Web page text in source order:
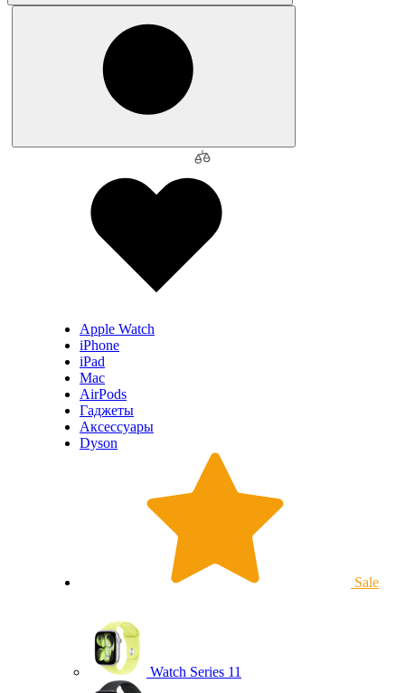
Apple Watch
iPhone
iPad
Mac
AirPods
Гаджеты
Аксессуары
Dyson
Sale
Watch Series 11